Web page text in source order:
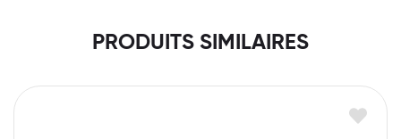
PRODUITS SIMILAIRES